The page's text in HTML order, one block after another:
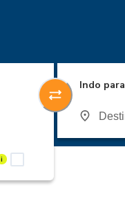
i
Indo para